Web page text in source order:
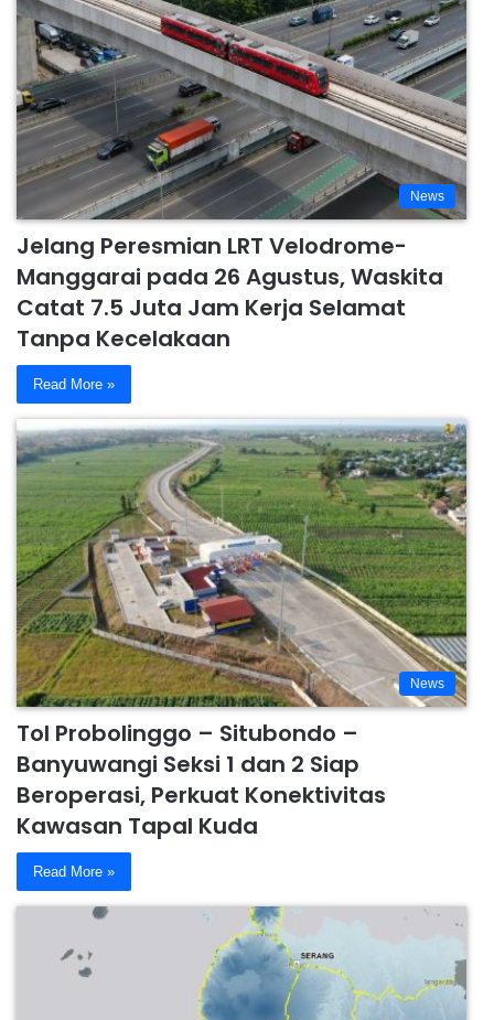
News
Jelang Peresmian LRT Velodrome-
Manggarai pada 26 Agustus, Waskita
Catat 7.5 Juta Jam Kerja Selamat
Tanpa Kecelakaan
Read More »
News
Tol Probolinggo – Situbondo –
Banyuwangi Seksi 1 dan 2 Siap
Beroperasi, Perkuat Konektivitas
Kawasan Tapal Kuda
Read More »